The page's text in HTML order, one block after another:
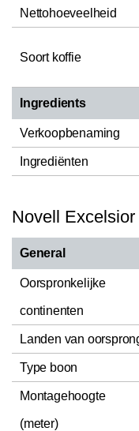
Nettohoeveelheid
Soort koffie
Ingredients
Verkoopbenaming
Ingrediënten
Novell
General
Oorspronkelijke
continenten
Landen van
Type boon
Montagehoogte
(meter)